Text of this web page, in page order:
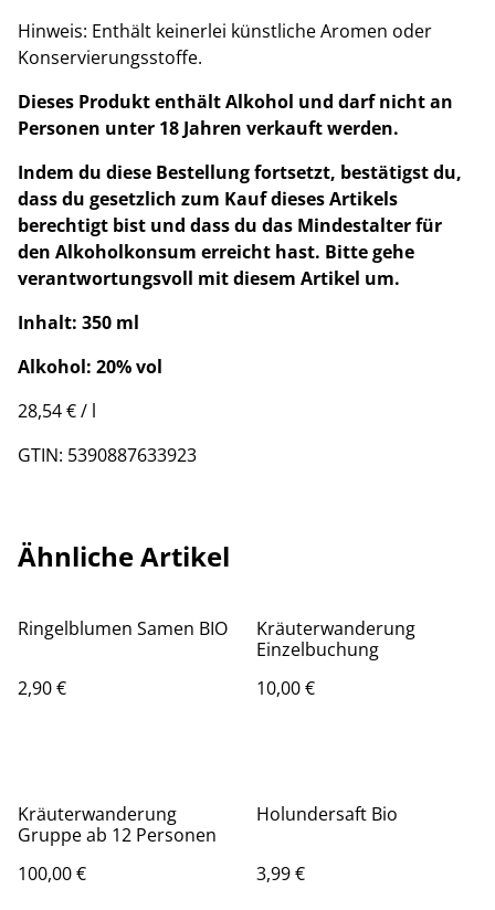
Hinweis: Enthält keinerlei künstliche Aromen oder
Konservierungsstoffe.
Dieses Produkt enthält Alkohol und darf nicht an
Personen unter 18 Jahren verkauft werden.
Indem du diese Bestellung fortsetzt, bestätigst du,
dass du gesetzlich zum Kauf dieses Artikels
berechtigt bist und dass du das Mindestalter für
den Alkoholkonsum erreicht hast. Bitte gehe
verantwortungsvoll mit diesem Artikel um.
Inhalt: 350 ml
Alkohol: 20% vol
28,54 € / l
GTIN: 5390887633923
Ähnliche Artikel
Ringelblumen Samen BIO
2,90 €
Kräuterwanderung
Einzelbuchung
10,00 €
Kräuterwanderung
Gruppe ab 12 Personen
100,00 €
Holundersaft Bio
3,99 €